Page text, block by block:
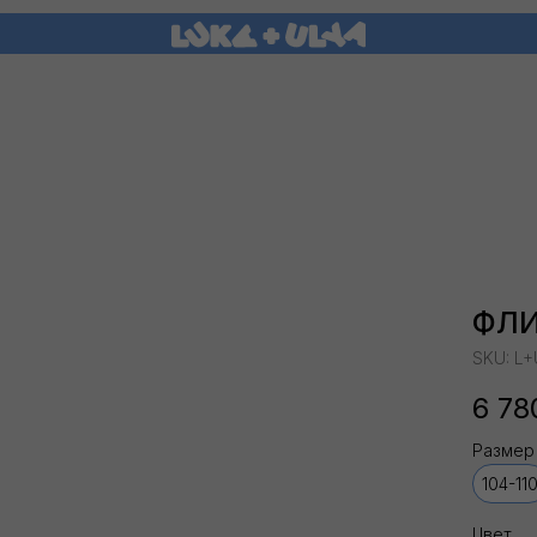
SKU:
6
Размер
104-110